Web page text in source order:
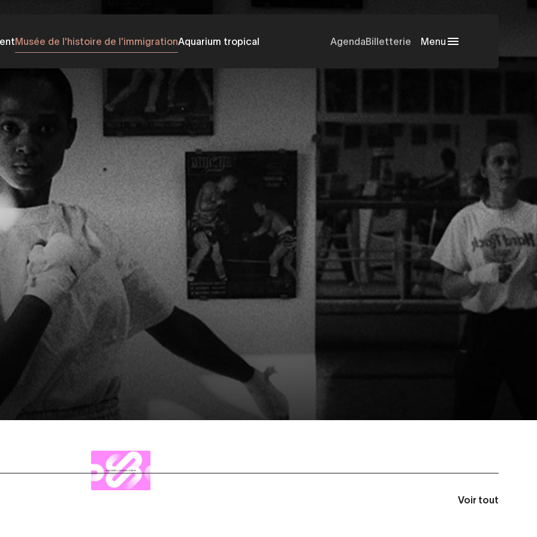
Musée de l'histoire de l'immigrationAquarium tropical AgendaBilletterie Menu
permanente
Les Mercredis de la Porte
Voir tout